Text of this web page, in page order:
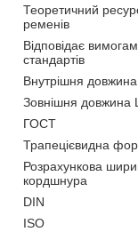
Теоретичний
ременів
Відповідає вимогам
стандартів
Внутрішня
Зовнішня довжина
ГОСТ
Трапецієвидна
Розрахункова
кордшнура
DIN
ISO